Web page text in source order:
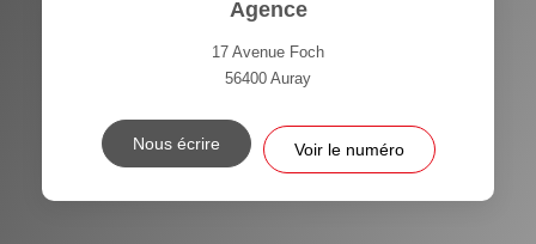
Agence
17 Avenue Foch
56400 Auray
Nous écrire Voir le numéro